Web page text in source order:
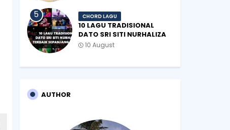
CHORD LAGU
10 LAGU TRADISIONAL
DATO SRI SITI NURHALIZA
TERBAIK SEPANJANG
10 August
AUTHOR